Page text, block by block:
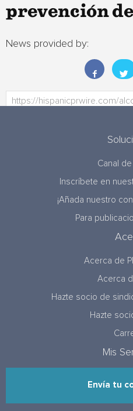
prevención
News provided by:
Canal
Inscríbete en
¡Añada nuestro
Para
Acerca de
Acerca
Hazte socio de
Hazte
Mis
Envía tu